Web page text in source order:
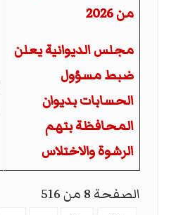
من 2026
مجلس الديوانية يعلن
ضبط مسؤول
الحسابات بديوان
المحافظة بتهم
الرشوة والاختلاس
الصفحة 8 من 516